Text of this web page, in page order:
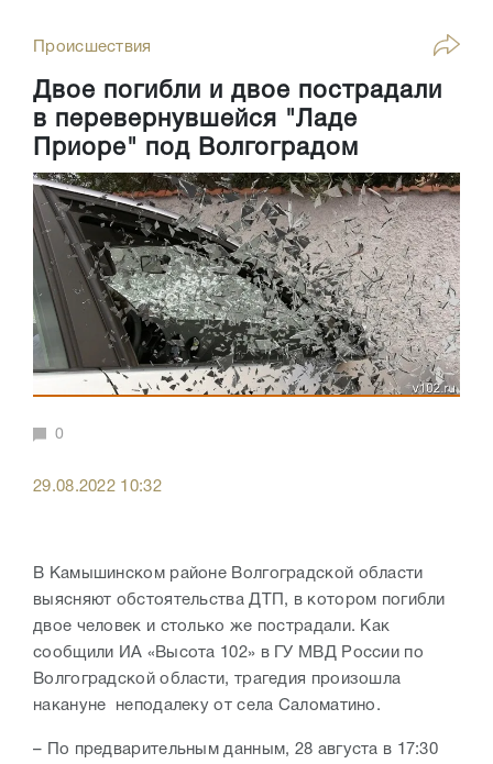
Происшествия
Двое погибли и двое пострадали
в перевернувшейся "Ладе
Приоре" под Волгоградом
0
29.08.2022 10:32
В Камышинском районе Волгоградской области
выясняют обстоятельства ДТП, в котором погибли
двое человек и столько же пострадали. Как
сообщили ИА «Высота 102» в ГУ МВД России по
Волгоградской области, трагедия произошла
накануне неподалеку от села Саломатино.
– По предварительным данным, 28 августа в 17:30